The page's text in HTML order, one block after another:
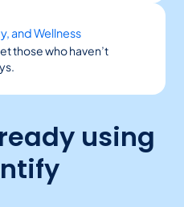
and Wellness
those who haven’t
using